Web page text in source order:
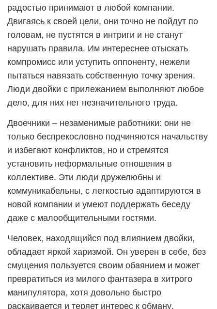
радостью принимают в любой компании.
Двигаясь к своей цели, они точно не пойдут по
головам, не пустятся в интриги и не станут
нарушать правила. Им интереснее отыскать
компромисс или уступить оппоненту, нежели
пытаться навязать собственную точку зрения.
Люди двойки с прилежанием выполняют любое
дело, для них нет незначительного труда.
Двоечники – незаменимые работники: они не
только беспрекословно подчиняются начальству
и избегают конфликтов, но и стремятся
установить неформальные отношения в
коллективе. Эти люди дружелюбны и
коммуникабельны, с легкостью адаптируются в
новой компании и умеют поддержать беседу
даже с малообщительными гостями.
Человек, находящийся под влиянием двойки,
обладает яркой харизмой. Он уверен в себе, без
смущения пользуется своим обаянием и может
превратиться из милого фантазера в хитрого
манипулятора, хотя довольно быстро
раскаивается и теряет интерес к обману.